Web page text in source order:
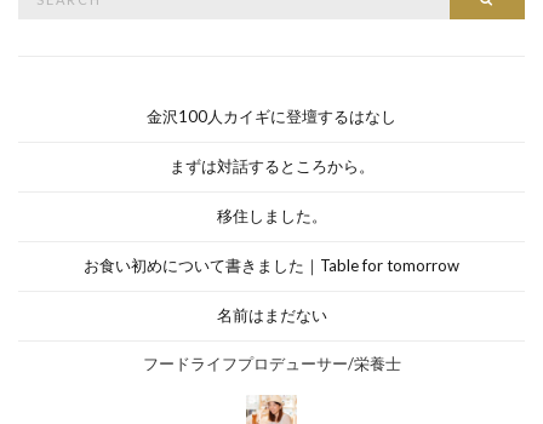
金沢100人カイギに登壇するはなし
まずは対話するところから。
移住しました。
お食い初めについて書きました｜Table for tomorrow
名前はまだない
フードライフプロデューサー/栄養士